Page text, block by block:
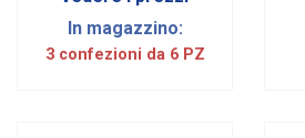
In magazzino:
3 confezioni da 6 PZ